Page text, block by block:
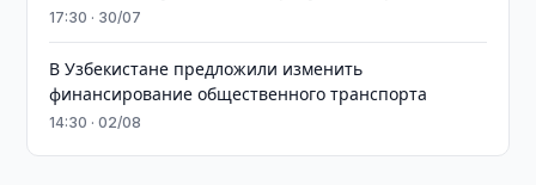
17:30 · 30/07
В Узбекистане предложили изменить
финансирование общественного транспорта
14:30 · 02/08